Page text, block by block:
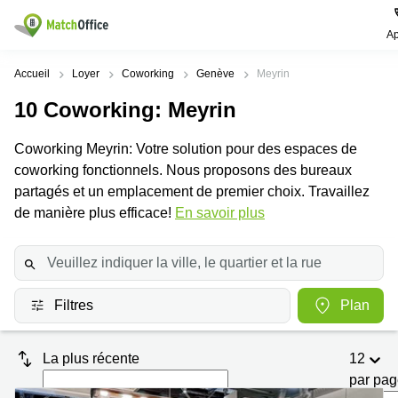
Rechercher / publier
Pages
produits
Bureau
Centre
Coworking
Salle
de
réunion
Bureau
virtuel
Villes
Location
bureau
Zurich
à louer
Genève
louer
Lausanne
Coworking
Zurich
Recherches
Voie du
Chariot 3
Lausanne
la Gare
12
Lausanne
Rue du
Pré-de-
Bichette
Genève
Aide
Qui sommes-nous?
Publier un local
Prix
Connexion
Choisissez une langue
Switzerland
Accueil Loyer Coworking Genève Meyrin
10 Coworking: Meyrin
Coworking Meyrin: Votre solution pour des espaces de
coworking fonctionnels. Nous proposons des bureaux
partagés et un emplacement de premier choix. Travaillez
de manière plus efficace! En savoir plus
Filtres Plan
La plus récente
12
par